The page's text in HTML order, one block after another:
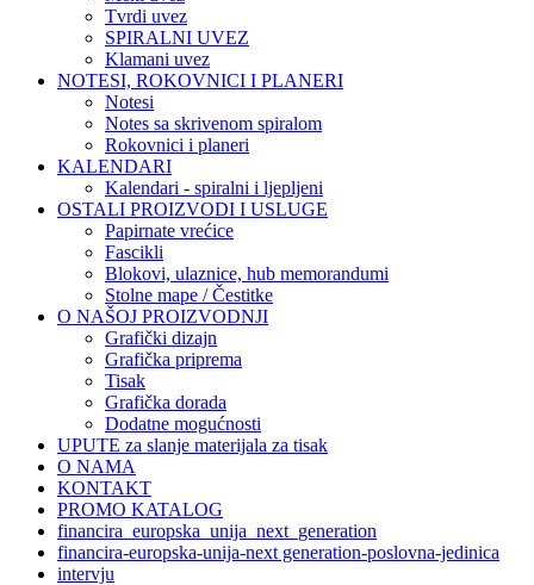
Tvrdi uvez
SPIRALNI UVEZ
Klamani uvez
NOTESI, ROKOVNICI I PLANERI
Notesi
Notes sa skrivenom spiralom
Rokovnici i planeri
KALENDARI
Kalendari - spiralni i ljepljeni
OSTALI PROIZVODI I USLUGE
Papirnate vrećice
Fascikli
Blokovi, ulaznice, hub memorandumi
Stolne mape / Čestitke
O NAŠOJ PROIZVODNJI
Grafički dizajn
Grafička priprema
Tisak
Grafička dorada
Dodatne mogućnosti
UPUTE za slanje materijala za tisak
O NAMA
KONTAKT
PROMO KATALOG
financira_europska_unija_next_generation
financira-europska-unija-next generation-poslovna-jedinica
intervju